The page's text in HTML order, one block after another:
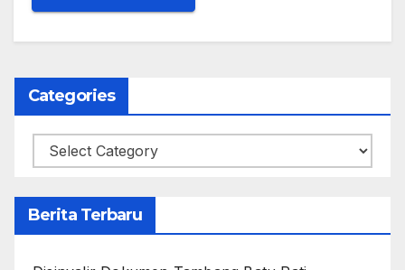
Categories
Categories
Berita Terbaru